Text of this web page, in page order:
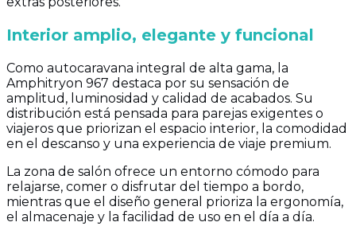
Interior amplio, elegante y funcional
Como autocaravana integral de alta gama, la
Amphitryon 967 destaca por su sensación de
amplitud, luminosidad y calidad de acabados. Su
distribución está pensada para parejas exigentes o
viajeros que priorizan el espacio interior, la comodidad
en el descanso y una experiencia de viaje premium.
La zona de salón ofrece un entorno cómodo para
relajarse, comer o disfrutar del tiempo a bordo,
mientras que el diseño general prioriza la ergonomía,
el almacenaje y la facilidad de uso en el día a día.